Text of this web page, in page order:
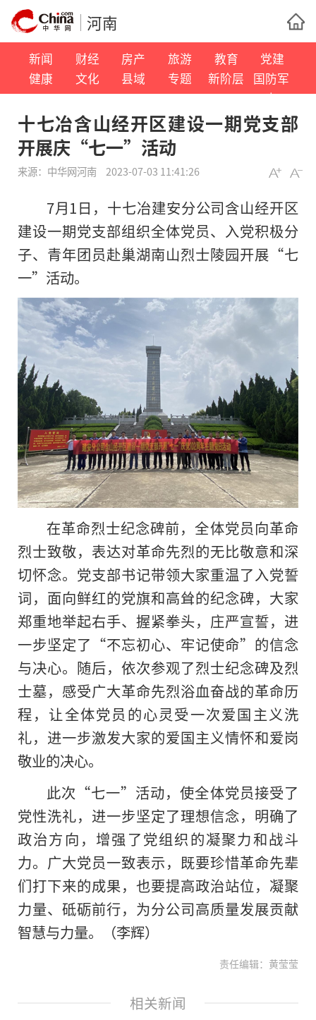
河南
新闻 财经 房产 旅游 教育
党建
健康
文化 县域 专题 新阶层
国防军
事
十七冶含山经开区建设一期党支部
开展庆“七一”活动
来源： 中华网河南 2023-07-03 11:41:26
7月1日，十七冶建安分公司含山经开区
建设一期党支部组织全体党员、入党积极分
子、青年团员赴巢湖南山烈士陵园开展“七
一”活动。
在革命烈士纪念碑前，全体党员向革命
烈士致敬，表达对革命先烈的无比敬意和深
切怀念。党支部书记带领大家重温了入党誓
词，面向鲜红的党旗和高耸的纪念碑，大家
郑重地举起右手、握紧拳头，庄严宣誓，进
一步坚定了“不忘初心、牢记使命”的信念
与决心。随后，依次参观了烈士纪念碑及烈
士墓，感受广大革命先烈浴血奋战的革命历
程，让全体党员的心灵受一次爱国主义洗
礼，进一步激发大家的爱国主义情怀和爱岗
敬业的决心。
此次“七一”活动，使全体党员接受了
党性洗礼，进一步坚定了理想信念，明确了
政治方向，增强了党组织的凝聚力和战斗
力。广大党员一致表示，既要珍惜革命先辈
们打下来的成果，也要提高政治站位，凝聚
力量、砥砺前行，为分公司高质量发展贡献
智慧与力量。（李辉）
责任编辑：黄莹莹
相关新闻